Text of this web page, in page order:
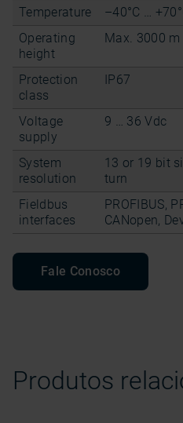
Temperature
–40°C …
Operating
height
Max. 3000 m
Protection
class
IP67
Voltage
supply
9 … 36 Vdc
System
resolution
13 or 19 bit
turn
Fieldbus
interfaces
PROFIBUS,
CANopen,
Fale Conosco
Produtos